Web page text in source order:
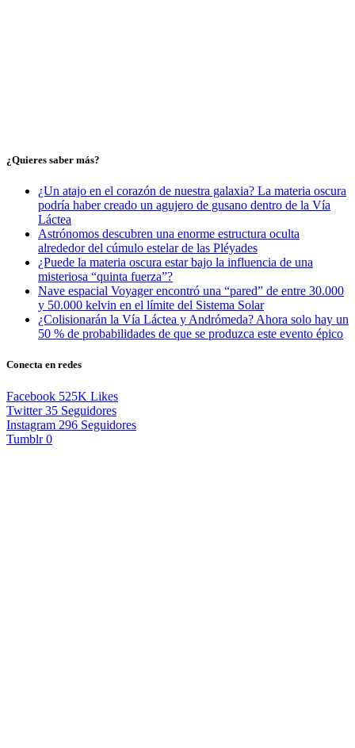
¿Quieres saber más?
¿Un atajo en el corazón de nuestra galaxia? La materia oscura
podría haber creado un agujero de gusano dentro de la Vía
Láctea
Astrónomos descubren una enorme estructura oculta
alrededor del cúmulo estelar de las Pléyades
¿Puede la materia oscura estar bajo la influencia de una
misteriosa “quinta fuerza”?
Nave espacial Voyager encontró una “pared” de entre 30.000
y 50.000 kelvin en el límite del Sistema Solar
¿Colisionarán la Vía Láctea y Andrómeda? Ahora solo hay un
50 % de probabilidades de que se produzca este evento épico
Conecta en redes
Facebook 525K Likes
Twitter 35 Seguidores
Instagram 296 Seguidores
Tumblr 0